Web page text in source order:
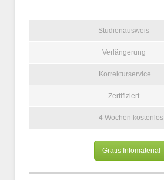
Studienausweis
Verlängerung
Korrekturservice
Zertifiziert
4 Wochen kostenlos
Gratis Infomaterial